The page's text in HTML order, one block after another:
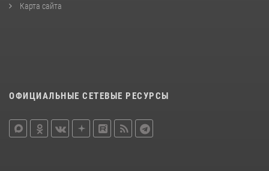
Карта сайта
ОФИЦИАЛЬНЫЕ СЕТЕВЫЕ РЕСУРСЫ